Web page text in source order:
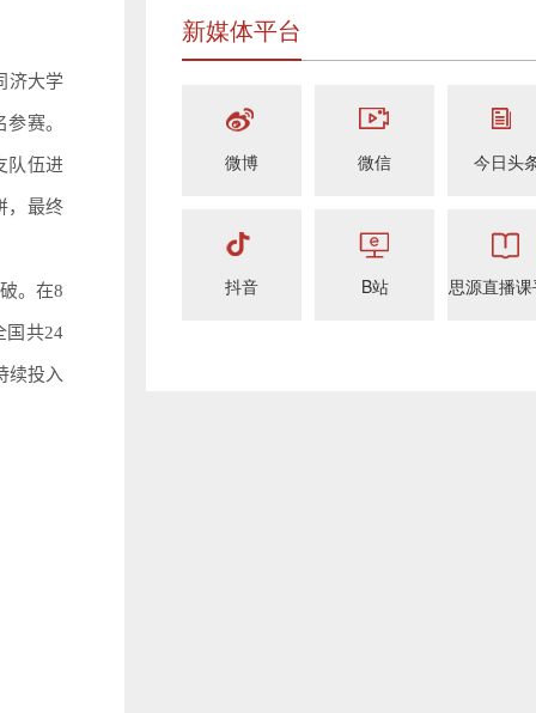
济大学
赛。
队伍进
，最终
。在8
国共24
续投入
新媒体平台
微博 微信 今日头
抖音 B站 思源直播